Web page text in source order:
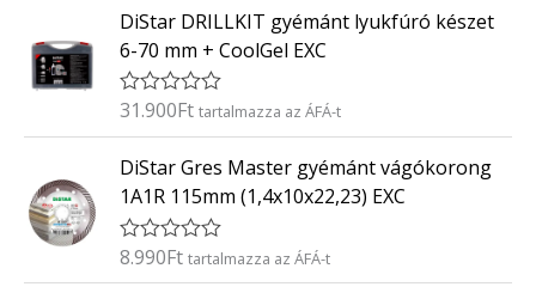
é
k
e
l
s
:
/
5
DiStar DRILLKIT gyémánt lyukfúró készet
6-70 mm + CoolGel EXC
É
é
k
e
l
é
s
:
31.900Ft tartalmazza az ÁFÁ-t
DiStar Gres Master gyémánt vágókorong
1A1R 115mm (1,4x10x22,23) EXC
É
8.990Ft tartalmazza az ÁFÁ-t